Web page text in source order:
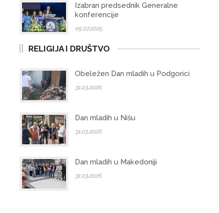
Izabran predsednik Generalne
konferencije
05.07.2025.
RELIGIJA I DRUŠTVO
Obeležen Dan mladih u Podgorici
31.03.2026.
Dan mladih u Nišu
31.03.2026.
Dan mladih u Makedoniji
31.03.2026.